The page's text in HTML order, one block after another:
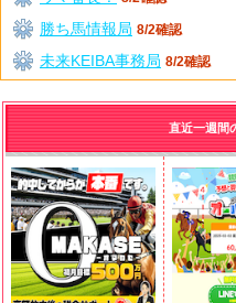
勝ち馬情報局 8/2確認
未来KEIBA事務局 8/2確認
直近一週間